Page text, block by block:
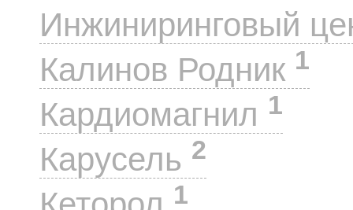
Инжиниринговый
Калинов Родник 1
Кардиомагнил 1
Карусель 2
1